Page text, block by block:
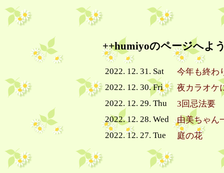
++humiyoのページへよ
2022. 12. 31. Sat
今年も終わ
2022. 12. 30. Fri
夜カラオケ
2022. 12. 29. Thu
3回忌法要
2022. 12. 28. Wed
由美ちゃん
2022. 12. 27. Tue
庭の花